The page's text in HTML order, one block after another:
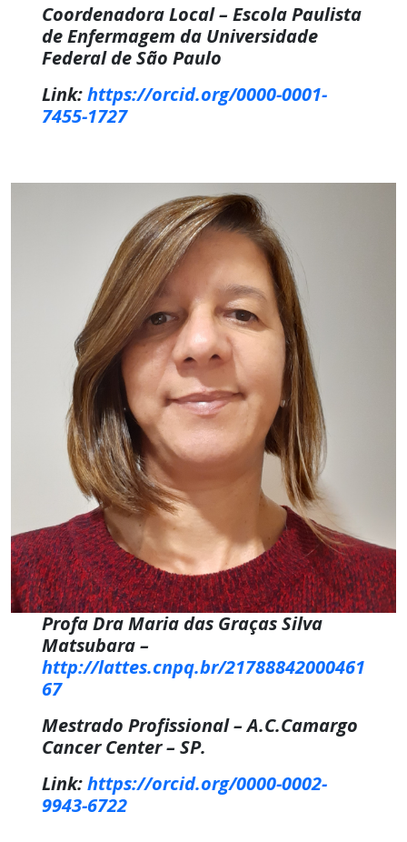
Coordenadora Local – Escola Paulista
de Enfermagem da Universidade
Federal de São Paulo
Link:https://orcid.org/0000-0001-
7455-1727
Profa Dra Maria das Graças Silva
Matsubara –
http://lattes.cnpq.br/21788842000461
67
Mestrado Profissional – A.C.Camargo
Cancer Center– SP.
Link:https://orcid.org/0000-0002-
9943-6722